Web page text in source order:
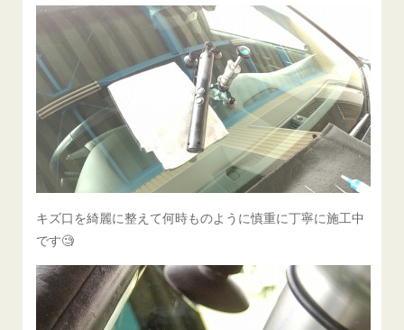
キズ口を綺麗に整えて何時ものように慎重に丁寧に施工中
です🧐